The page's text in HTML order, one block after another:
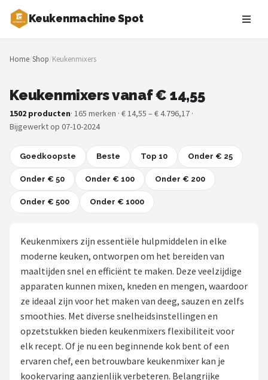
Keukenmachine Spot
Zoeken
NAVIGATIE
Merken
Blog
MasterChef
Restaurants
Staafmixers
Juicers
Shop
Kenwood
Home/Shop/Keukenmixers
Keukenmixers vanaf € 14,55
1502 producten· 165 merken · € 14,55 – € 4.796,17 ·
Bijgewerkt op 07-10-2024
Goedkoopste Beste Top 10 Onder € 25
Onder € 50 Onder € 100 Onder € 200
Onder € 500 Onder € 1000
Keukenmixers zijn essentiële hulpmiddelen in elke
moderne keuken, ontworpen om het bereiden van
maaltijden snel en efficiënt te maken. Deze veelzijdige
apparaten kunnen mixen, kneden en mengen, waardoor
ze ideaal zijn voor het maken van deeg, sauzen en zelfs
smoothies. Met diverse snelheidsinstellingen en
opzetstukken bieden keukenmixers flexibiliteit voor
elk recept. Of je nu een beginnende kok bent of een
ervaren chef, een betrouwbare keukenmixer kan je
kookervaring aanzienlijk verbeteren. Belangrijke